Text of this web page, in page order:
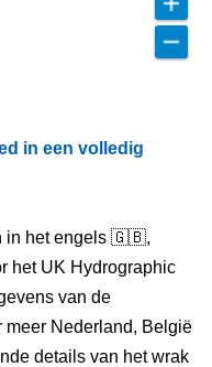
in een volledig
in het engels 🇬🇧,
het UK Hydrographic
van de
meer Nederland, België
details van het wrak